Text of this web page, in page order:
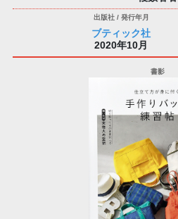
ブティック社
2020年10月